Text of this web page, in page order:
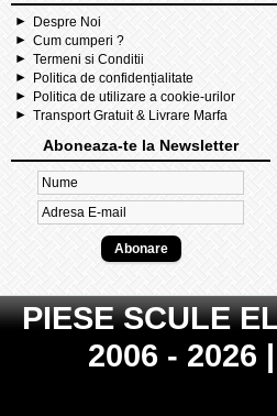
Despre Noi
Cum cumperi ?
Termeni si Conditii
Politica de confidențialitate
Politica de utilizare a cookie-urilor
Transport Gratuit & Livrare Marfa
Aboneaza-te la Newsletter
PIESE SCULE
2006 - 2026